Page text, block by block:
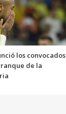
los convocados
de la